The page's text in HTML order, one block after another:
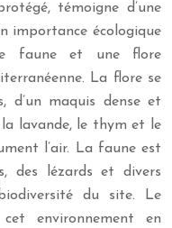
témoigne d’une
importance écologique
faune et une flore
La flore se
d’un maquis dense et
la lavande, le thym et le
l’air. La faune est
des lézards et divers
du site. Le
environnement en